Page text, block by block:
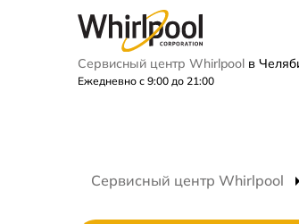
Сервисный центр Whirlpool в
Ежедневно с 9:00 до 21:00
Сервисный центр Whirlpool